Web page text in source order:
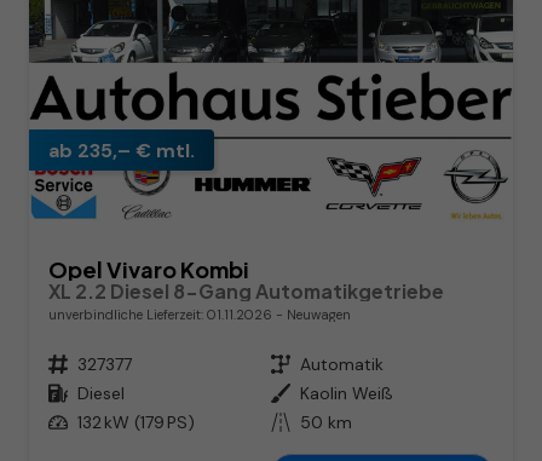
ab 235,– € mtl.
Opel Vivaro Kombi
XL 2.2 Diesel 8-Gang Automatikgetriebe
unverbindliche Lieferzeit: 01.11.2026 Neuwagen
Fahrzeugnr. 327377 Getriebe Automatik
Kraftstoff Diesel Außenfarbe Kaolin Weiß
Leistung 132 kW (179 PS) Kilometerstand 50 km